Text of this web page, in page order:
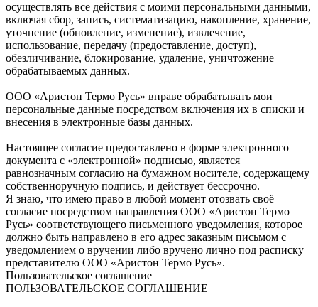
осуществлять все действия с моими персональными данными,
включая сбор, запись, систематизацию, накопление, хранение,
уточнение (обновление, изменение), извлечение,
использование, передачу (предоставление, доступ),
обезличивание, блокирование, удаление, уничтожение
обрабатываемых данных.
ООО «Аристон Термо Русь» вправе обрабатывать мои
персональные данные посредством включения их в списки и
внесения в электронные базы данных.
Настоящее согласие предоставлено в форме электронного
документа с «электронной» подписью, является
равнозначным согласию на бумажном носителе, содержащему
собственноручную подпись, и действует бессрочно.
Я знаю, что имею право в любой момент отозвать своё
согласие посредством направления ООО «Аристон Термо
Русь» соответствующего письменного уведомления, которое
должно быть направлено в его адрес заказным письмом с
уведомлением о вручении либо вручено лично под расписку
представителю ООО «Аристон Термо Русь».
Пользовательское соглашение
ПОЛЬЗОВАТЕЛЬСКОЕ СОГЛАШЕНИЕ